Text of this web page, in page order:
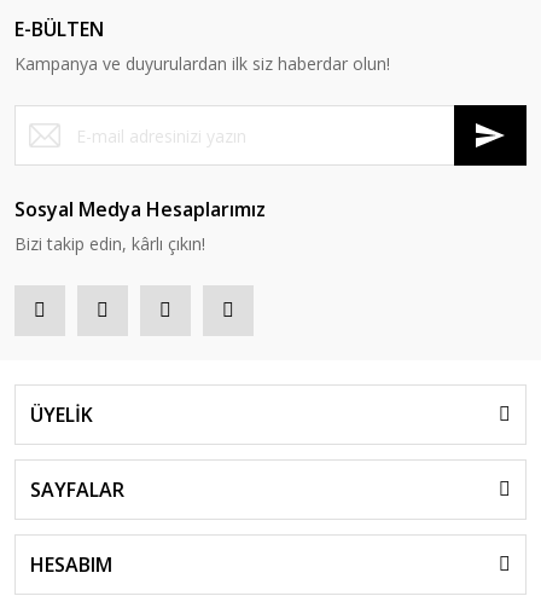
E-BÜLTEN
Kampanya ve duyurulardan ilk siz haberdar olun!
Sosyal Medya Hesaplarımız
Bizi takip edin, kârlı çıkın!
ÜYELİK
SAYFALAR
HESABIM